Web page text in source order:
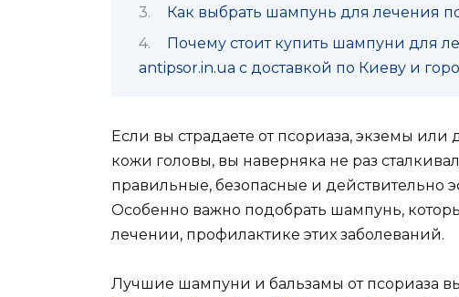
Как выбрать шампунь для лечения
Почему стоит купить шампуни для
antipsor.in.ua с доставкой по Киеву и
Если вы страдаете от псориаза, экземы
кожи головы, вы наверняка не раз
правильные, безопасные и действительно
Особенно важно подобрать шампунь,
лечении, профилактике этих заболеваний.
Лучшие шампуни и бальзамы от псориаза